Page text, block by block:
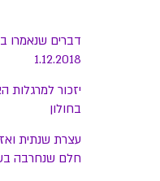
דברים שנאמרו
1.12.2018
יזכור למרגלות
בחולון
עצרת שנתית
חלם שנחרבה